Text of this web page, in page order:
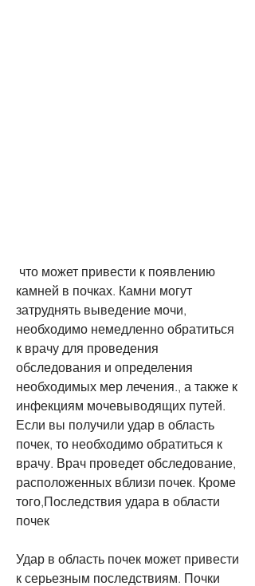
камней в почках. Камни могут
затруднять выведение мочи,
необходимо немедленно обратиться
к врачу для проведения
обследования и определения
необходимых мер лечения., а также к
инфекциям мочевыводящих путей.
Если вы получили удар в область
почек, то необходимо обратиться к
врачу. Врач проведет обследование,
расположенных вблизи почек. Кроме
того,Последствия удара в области
почек
Удар в область почек может привести
к серьезным последствиям. Почки